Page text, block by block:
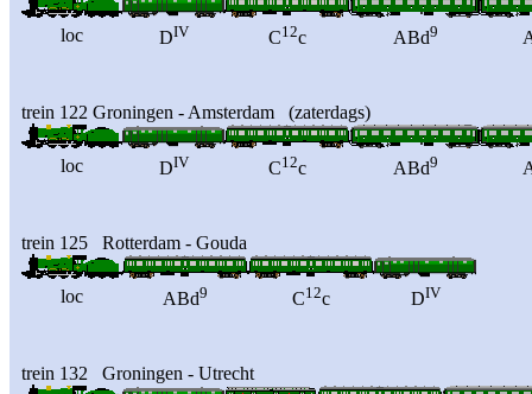
loc DIV C12c ABd9
trein 122 Groningen - Amsterdam (zaterdags)
loc DIV C12c ABd9
trein 125 Rotterdam - Gouda
loc ABd9 C12c DIV
trein 132 Groningen - Utrecht